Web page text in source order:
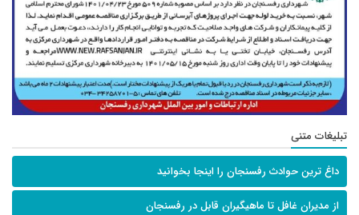
تبلیغات متنی
داغ ترین حوادث رفسنجان را اینجا بخوانید
از مدیران غافل تا ماهیگیران قابل در رفسنجان